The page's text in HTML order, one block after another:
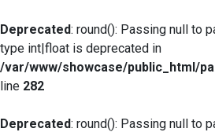
Deprecated: round(): Passing null to
type int|float is deprecated in
/var/www/showcase/public_html/
line 282
Deprecated: round(): Passing null to